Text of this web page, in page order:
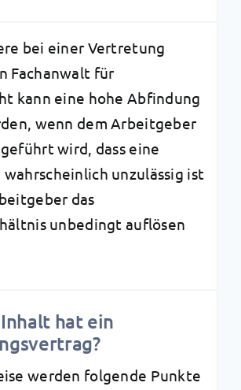
bei einer Vertretung
Fachanwalt für
kann eine hohe Abfindung
wenn dem Arbeitgeber
wird, dass eine
unzulässig ist
das
unbedingt auflösen
hat ein
werden folgende Punkte